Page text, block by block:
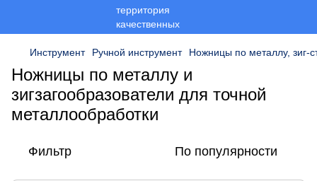
Инструмент Ручной инструмент Ножницы по металлу, зиг-
Ножницы по металлу и
зигзагообразователи для точной
металлообработки
Фильтр По популярности